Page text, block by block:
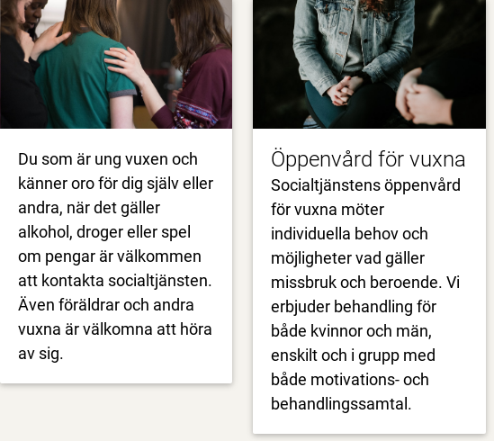
Du som är ung vuxen och
känner oro för dig själv eller
andra, när det gäller
alkohol, droger eller spel
om pengar är välkommen
att kontakta socialtjänsten.
Även föräldrar och andra
vuxna är välkomna att höra
av sig.
Öppenvård för vuxna
Socialtjänstens öppenvård
för vuxna möter
individuella behov och
möjligheter vad gäller
missbruk och beroende. Vi
erbjuder behandling för
både kvinnor och män,
enskilt och i grupp med
både motivations- och
behandlingssamtal.